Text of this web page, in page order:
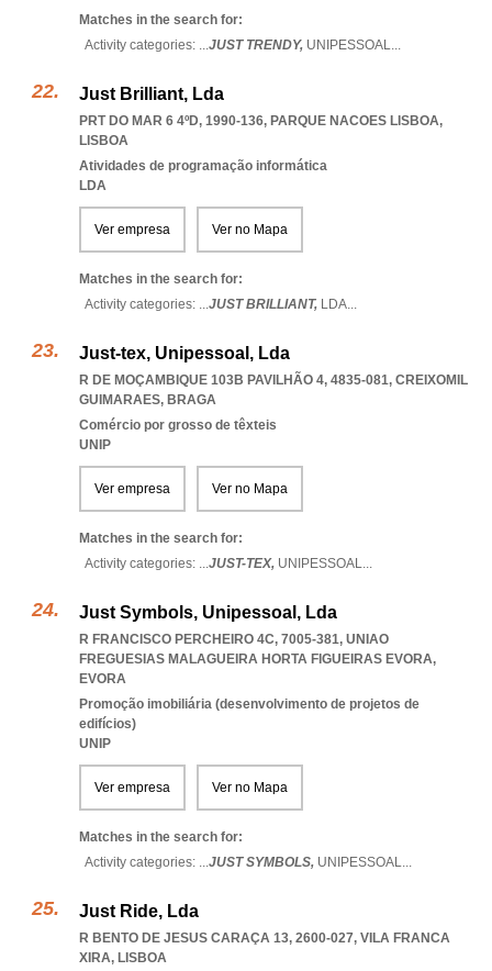
Matches in the search for:
Activity categories: ...JUST TRENDY, UNIPESSOAL...
Just Brilliant, Lda
PRT DO MAR 6 4ºD, 1990-136, PARQUE NACOES LISBOA,
LISBOA
Atividades de programação informática
LDA
Ver empresa Ver no Mapa
Matches in the search for:
Activity categories: ...JUST BRILLIANT, LDA...
Just-tex, Unipessoal, Lda
R DE MOÇAMBIQUE 103B PAVILHÃO 4, 4835-081, CREIXOMIL
GUIMARAES, BRAGA
Comércio por grosso de têxteis
UNIP
Ver empresa Ver no Mapa
Matches in the search for:
Activity categories: ...JUST-TEX, UNIPESSOAL...
Just Symbols, Unipessoal, Lda
R FRANCISCO PERCHEIRO 4C, 7005-381, UNIAO
FREGUESIAS MALAGUEIRA HORTA FIGUEIRAS EVORA,
EVORA
Promoção imobiliária (desenvolvimento de projetos de
edifícios)
UNIP
Ver empresa Ver no Mapa
Matches in the search for:
Activity categories: ...JUST SYMBOLS, UNIPESSOAL...
Just Ride, Lda
R BENTO DE JESUS CARAÇA 13, 2600-027, VILA FRANCA
XIRA, LISBOA